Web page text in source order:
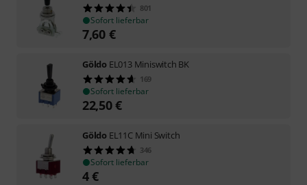
801
Sofort lieferbar
7,60 €
Göldo EL013 Miniswitch BK
169
Sofort lieferbar
22,50€
Göldo EL11C Mini Switch
346
Sofort lieferbar
4€